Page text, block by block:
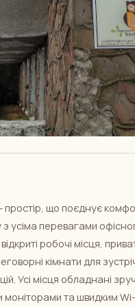
що поєднує
усіма перевагами
робочі місця,
кімнати для
Усі місця обладнані
моніторами та швидким Wi-